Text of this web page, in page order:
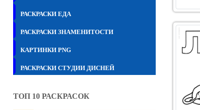
РАСКРАСКИ ЕДА
РАСКРАСКИ ЗНАМЕНИТОСТИ
КАРТИНКИ PNG
РАСКРАСКИ СТУДИИ ДИСНЕЙ
ТОП 10 РАСКРАСОК